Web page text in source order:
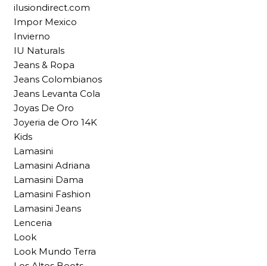
ilusiondirect.com
Impor Mexico
Invierno
IU Naturals
Jeans & Ropa
Jeans Colombianos
Jeans Levanta Cola
Joyas De Oro
Joyeria de Oro 14K
Kids
Lamasini
Lamasini Adriana
Lamasini Dama
Lamasini Fashion
Lamasini Jeans
Lenceria
Look
Look Mundo Terra